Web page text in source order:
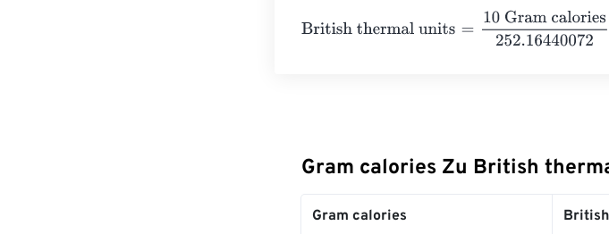
British thermal units
= 10 Gram calories
Gram calories Zu British
Gram calories